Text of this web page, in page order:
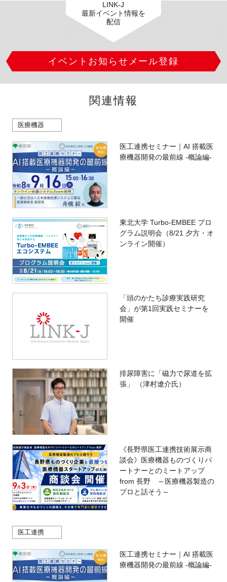
LINK-J
最新イベント情報を
配信
イベントお知らせメール登録
関連情報
医療機器
医工連携セミナー｜AI 搭載医
療機器開発の最前線 -概論編-
東北大学 Turbo-EMBEE プロ
グラム説明会（8/21 夕方・オ
ンライン開催）
「頭のかたち診療実践研究
会」が第1回実践セミナーを
開催
排尿障害に「磁力で尿道を拡
張」 （津村遼介氏）
《長野県医工連携技術展示商
談会》医療機器ものづくりパ
ートナーとのミートアップ
from 長野 ～医療機器製造の
プロと話そう～
医工連携
医工連携セミナー｜AI 搭載医
療機器開発の最前線 -概論編-